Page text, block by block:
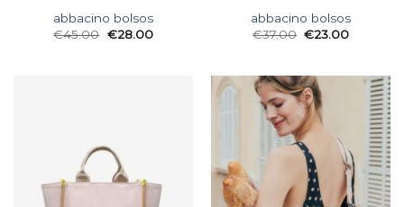
abbacino bolsos
€45.00 €28.00
abbacino bolsos
€37.00 €23.00